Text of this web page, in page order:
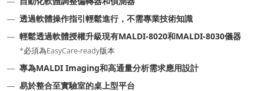
透過軟體操作指引輕鬆進行，不需專業技術知識
輕鬆透過軟體授權升級現有MALDI-8020和MALDI-8030儀器
*必須為EasyCare-ready版本
專為MALDI Imaging和高通量分析需求應用設計
易於整合至實驗室的桌上型平台